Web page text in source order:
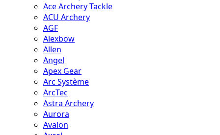
Ace Archery Tackle
ACU Archery
AGF
Alexbow
Allen
Angel
Apex Gear
Arc Système
ArcTec
Astra Archery
Aurora
Avalon